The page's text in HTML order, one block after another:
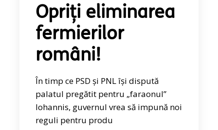
Opriți eliminarea
fermierilor
români!
În timp ce PSD și PNL își dispută
palatul pregătit pentru „faraonul”
Iohannis, guvernul vrea să impună noi
reguli pentru produ